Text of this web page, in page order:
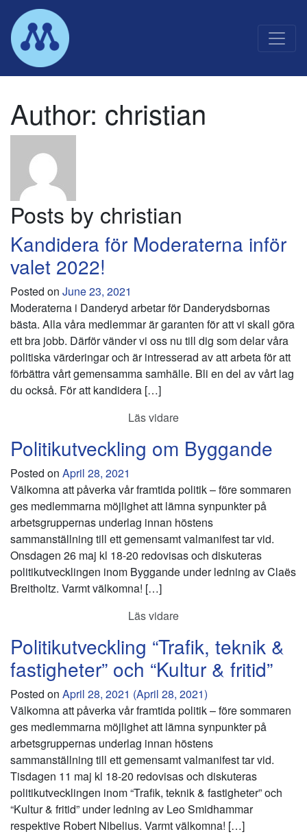
Main Navigation
Author: christian
Posts by christian
Kandidera för Moderaterna inför
valet 2022!
Posted on June 23, 2021
Moderaterna i Danderyd arbetar för Danderydsbornas
bästa. Alla våra medlemmar är garanten för att vi skall göra
ett bra jobb. Därför vänder vi oss nu till dig som delar våra
politiska värderingar och är intresserad av att arbeta för att
förbättra vårt gemensamma samhälle. Bli en del av vårt lag
du också. För att kandidera […]
Läs vidare
Politikutveckling om Byggande
Posted on April 28, 2021
Välkomna att påverka vår framtida politik – före sommaren
ges medlemmarna möjlighet att lämna synpunkter på
arbetsgruppernas underlag innan höstens
sammanställning till ett gemensamt valmanifest tar vid.
Onsdagen 26 maj kl 18-20 redovisas och diskuteras
politikutvecklingen inom Byggande under ledning av Claës
Breitholtz. Varmt välkomna! […]
Läs vidare
Politikutveckling “Trafik, teknik &
fastigheter” och “Kultur & fritid”
Posted on April 28, 2021 (April 28, 2021)
Välkomna att påverka vår framtida politik – före sommaren
ges medlemmarna möjlighet att lämna synpunkter på
arbetsgruppernas underlag innan höstens
sammanställning till ett gemensamt valmanifest tar vid.
Tisdagen 11 maj kl 18-20 redovisas och diskuteras
politikutvecklingen inom “Trafik, teknik & fastigheter” och
“Kultur & fritid” under ledning av Leo Smidhammar
respektive Robert Nibelius. Varmt välkomna! […]